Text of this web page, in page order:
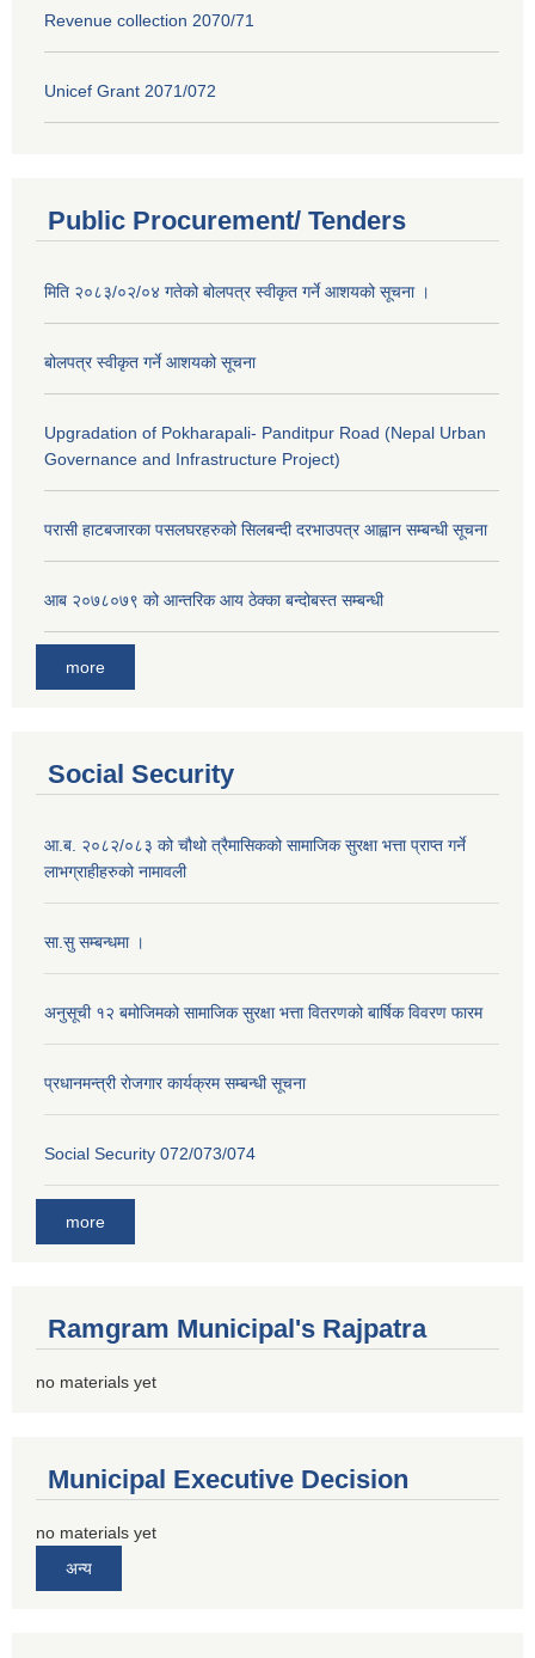
Revenue collection 2070/71
Unicef Grant 2071/072
Public Procurement/ Tenders
मिति २०८३/०२/०४ गतेको बोलपत्र स्वीकृत गर्ने आशयको सूचना ।
बोलपत्र स्वीकृत गर्ने आशयको सूचना
Upgradation of Pokharapali- Panditpur Road (Nepal Urban
Governance and Infrastructure Project)
परासी हाटबजारका पसलघरहरुको सिलबन्दी दरभाउपत्र आह्वान सम्बन्धी सूचना
आ‍ब २०७८०७९ को आन्तरिक आय ठेक्का बन्दोबस्त सम्बन्धी
more
Social Security
आ.ब. २०८२/०८३ को चौथो त्रैमासिकको सामाजिक सुरक्षा भत्ता प्राप्त गर्ने
लाभग्राहीहरुको नामावली
सा.सु सम्बन्धमा ।
अनुसूची १२ बमोजिमको सामाजिक सुरक्षा भत्ता वितरणको बार्षिक विवरण फारम
प्रधानमन्त्री राेजगार कार्यक्रम सम्बन्धी सूचना
Social Security 072/073/074
more
Ramgram Municipal's Rajpatra
no materials yet
Municipal Executive Decision
no materials yet
अन्य